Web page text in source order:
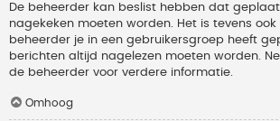
De beheerder kan beslist hebben dat
nagekeken moeten worden. Het is tevens
beheerder je in een gebruikersgroep heeft
berichten altijd nagelezen moeten worden.
de beheerder voor verdere informatie.
Omhoog